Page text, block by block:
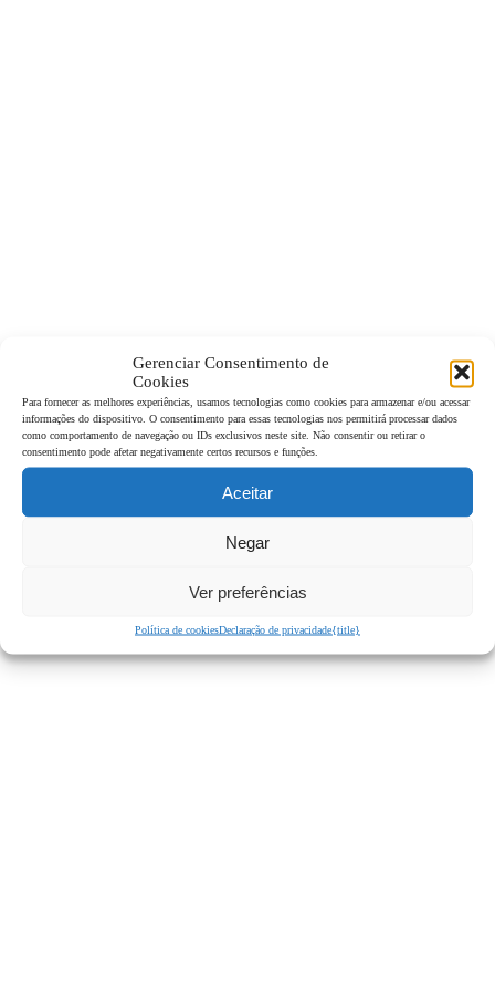
Gerenciar Consentimento de
Cookies
Para fornecer as melhores experiências, usamos tecnologias como cookies para armazenar e/ou acessar
informações do dispositivo. O consentimento para essas tecnologias nos permitirá processar dados
como comportamento de navegação ou IDs exclusivos neste site. Não consentir ou retirar o
consentimento pode afetar negativamente certos recursos e funções.
Aceitar
Negar
Ver preferências
Política de cookiesDeclaração de privacidade{title}